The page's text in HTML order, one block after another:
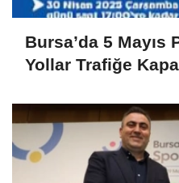
Bursa’da 5 Mayıs
Yollar Trafiğe